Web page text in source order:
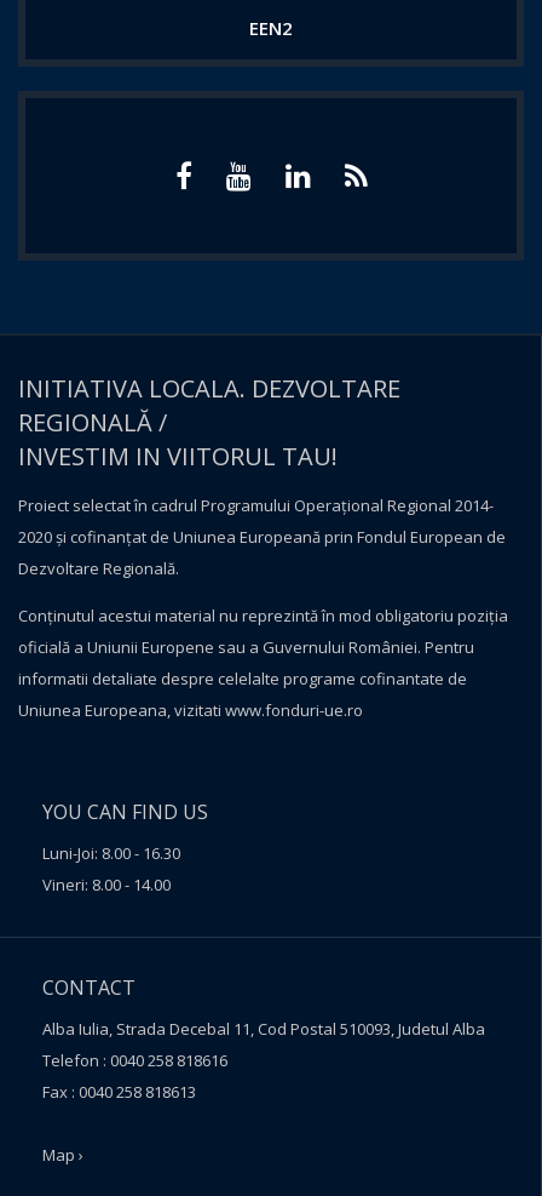
EEN2
INITIATIVA LOCALA. DEZVOLTARE
REGIONALĂ /
INVESTIM IN VIITORUL TAU!
Proiect selectat în cadrul Programului Operațional Regional 2014-
2020 și cofinanțat de Uniunea Europeană prin Fondul European de
Dezvoltare Regională.
Conţinutul acestui material nu reprezintă în mod obligatoriu poziţia
oficială a Uniunii Europene sau a Guvernului României. Pentru
informatii detaliate despre celelalte programe cofinantate de
Uniunea Europeana, vizitati www.fonduri-ue.ro
YOU CAN FIND US
Luni-Joi: 8.00 - 16.30
Vineri: 8.00 - 14.00
CONTACT
Alba Iulia, Strada Decebal 11, Cod Postal 510093, Judetul Alba
Telefon : 0040 258 818616
Fax : 0040 258 818613
Map ›